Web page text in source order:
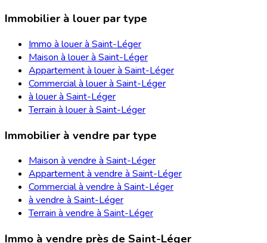
Immobilier à louer par type
Immo à louer à Saint-Léger
Maison à louer à Saint-Léger
Appartement à louer à Saint-Léger
Commercial à louer à Saint-Léger
à louer à Saint-Léger
Terrain à louer à Saint-Léger
Immobilier à vendre par type
Maison à vendre à Saint-Léger
Appartement à vendre à Saint-Léger
Commercial à vendre à Saint-Léger
à vendre à Saint-Léger
Terrain à vendre à Saint-Léger
Immo à vendre près de Saint-Léger